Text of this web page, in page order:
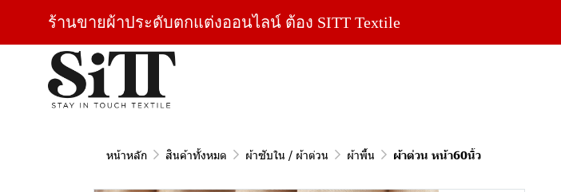
ร้านขายผ้าประดับตกแต่งออนไลน์ ต้อง SITT Textile
หน้าหลัก สินค้าทั้งหมด ผ้าซับใน / ผ้าต่วน ผ้าพื้น ผ้าต่วน หน้า60นิ้ว